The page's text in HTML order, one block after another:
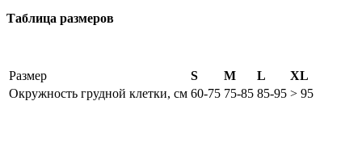
Таблица размеров
Размер S M L
XL
Окружность грудной клетки, см 60-75 75-85 85-95 > 95